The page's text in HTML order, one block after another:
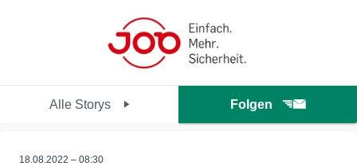
Alle Storys Folgen
18.08.2022 – 08:30